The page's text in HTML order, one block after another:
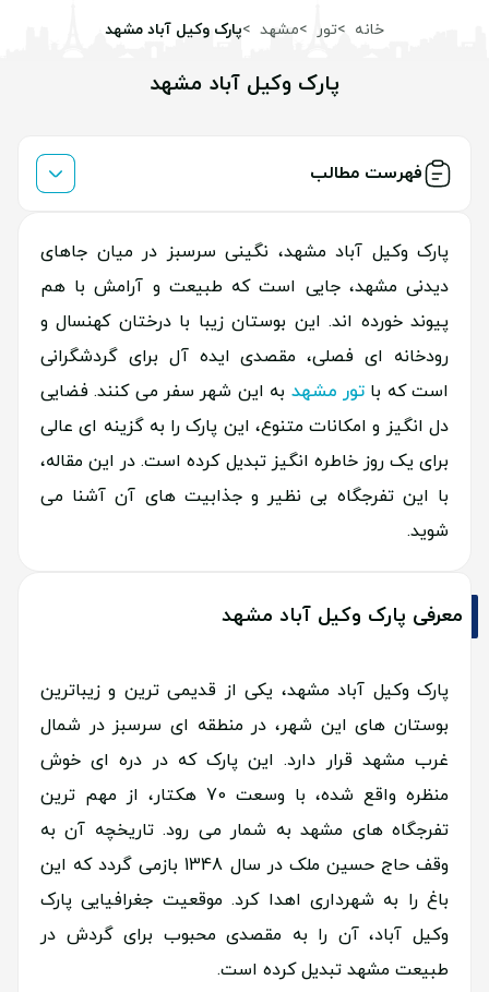
خانه تور مشهد پارک وکیل آباد مشهد
پارک وکیل آباد مشهد
فهرست مطالب
پارک وکیل آباد مشهد، نگینی سرسبز در میان جاهای
دیدنی مشهد، جایی است که طبیعت و آرامش با هم
پیوند خورده اند. این بوستان زیبا با درختان کهنسال و
رودخانه ای فصلی، مقصدی ایده آل برای گردشگرانی
است که باتور مشهد به این شهر سفر می کنند. فضایی
دل انگیز و امکانات متنوع، این پارک را به گزینه ای عالی
برای یک روز خاطره انگیز تبدیل کرده است. در این مقاله،
با این تفرجگاه بی نظیر و جذابیت های آن آشنا می
شوید.
معرفی پارک وکیل آباد مشهد
پارک وکیل آباد مشهد، یکی از قدیمی ترین و زیباترین
بوستان های این شهر، در منطقه ای سرسبز در شمال
غرب مشهد قرار دارد. این پارک که در دره ای خوش
منظره واقع شده، با وسعت 70 هکتار، از مهم ترین
تفرجگاه های مشهد به شمار می رود. تاریخچه آن به
وقف حاج حسین ملک در سال 1348 بازمی گردد که این
باغ را به شهرداری اهدا کرد. موقعیت جغرافیایی پارک
وکیل آباد، آن را به مقصدی محبوب برای گردش در
طبیعت مشهد تبدیل کرده است.